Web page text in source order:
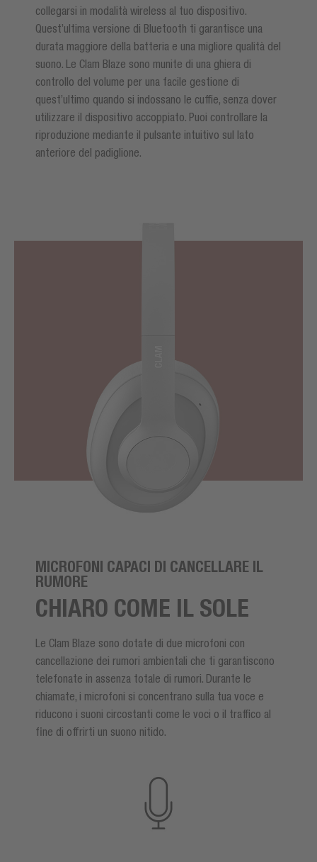
collegarsi in modalità wireless al tuo dispositivo.
Quest’ultima versione di Bluetooth ti garantisce una
durata maggiore della batteria e una migliore qualità del
suono. Le Clam Blaze sono munite di una ghiera di
controllo del volume per una facile gestione di
quest’ultimo quando si indossano le cuffie, senza dover
utilizzare il dispositivo accoppiato. Puoi controllare la
riproduzione mediante il pulsante intuitivo sul lato
anteriore del padiglione.
MICROFONI CAPACI DI CANCELLARE IL
RUMORE
CHIARO COME IL SOLE
Le Clam Blaze sono dotate di due microfoni con
cancellazione dei rumori ambientali che ti garantiscono
telefonate in assenza totale di rumori. Durante le
chiamate, i microfoni si concentrano sulla tua voce e
riducono i suoni circostanti come le voci o il traffico al
fine di offrirti un suono nitido.